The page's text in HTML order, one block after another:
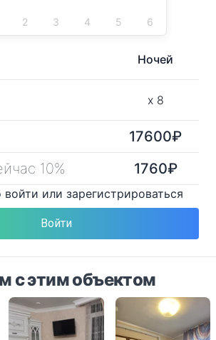
2 3 4 5 6
Ночей
x 8
17600₽
10%
1760₽
или зарегистрироваться
Войти
с этим объектом